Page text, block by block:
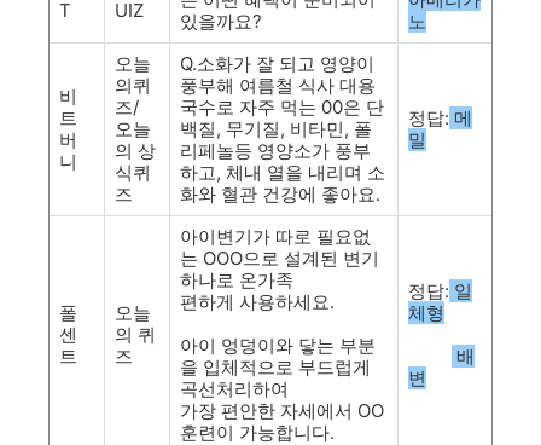
T UIZ
있을까요?
노
비
트
버
니
오늘
의퀴
즈/
오늘
의 상
식퀴
즈
Q.소화가 잘 되고 영양이
풍부해 여름철 식사 대용
국수로 자주 먹는 00은 단
백질, 무기질, 비타민, 폴
리페놀등 영양소가 풍부
하고, 체내 열을 내리며 소
화와 혈관 건강에 좋아요.
정답: 메
밀
폴
센
트
오늘
의 퀴
즈
아이변기가 따로 필요없
는 OOO으로 설계된 변기
하나로 온가족
편하게 사용하세요.
아이 엉덩이와 닿는 부분
을 입체적으로 부드럽게
곡선처리하여
가장 편안한 자세에서 OO
훈련이 가능합니다.
정답: 일
체형
배
변